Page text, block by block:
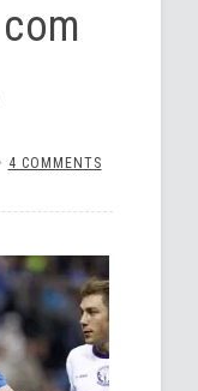
• 4 COMMENTS